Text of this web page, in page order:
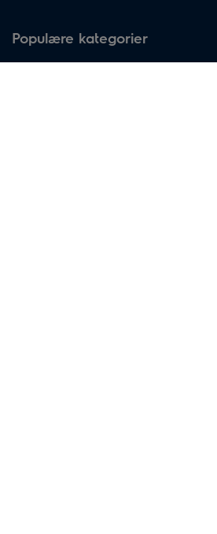
Populære kategorier